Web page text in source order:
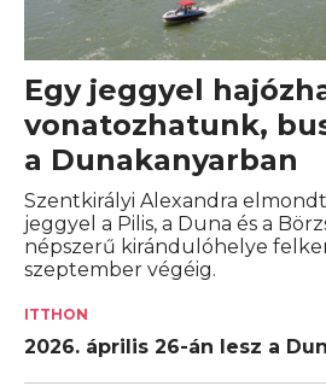
Egy jeggyel
vonatozhatunk,
a Dunakanyarban
Szentkirályi Alexandra
jeggyel a Pilis, a Duna és a
népszerű kirándulóhelye
szeptember végéig.
ITTHON
2026. április 26-án lesz a